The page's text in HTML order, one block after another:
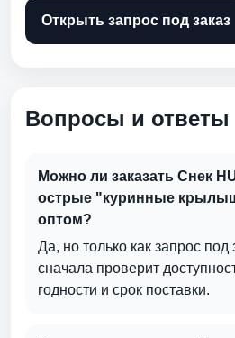
Открыть запрос под заказ
Вопросы и ответы
Можно ли заказать Снек
острые "куринные
оптом?
Да, но только как запрос
сначала проверит
годности и срок поставки.